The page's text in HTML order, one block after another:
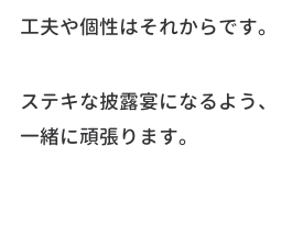
工夫や個性はそれからです。
ステキな披露宴になるよう、
一緒に頑張ります。